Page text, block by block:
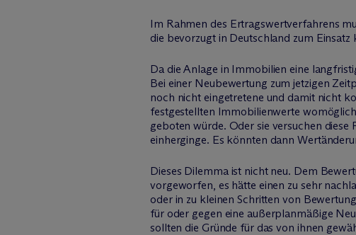
Im Rahmen des Ertragswertverfahrens
die bevorzugt in Deutschland zum
Da die Anlage in Immobilien eine
Bei einer Neubewertung zum jetzigen
noch nicht eingetretene und damit nicht
festgestellten Immobilienwerte
geboten würde. Oder sie versuchen
einherginge. Es könnten dann
Dieses Dilemma ist nicht neu. Dem
vorgeworfen, es hätte einen zu sehr
oder in zu kleinen Schritten von
für oder gegen eine außerplanmäßige
sollten die Gründe für das von ihnen